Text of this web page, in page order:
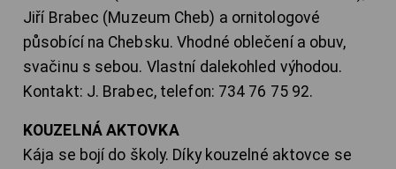
Jiří Brabec (Muzeum Cheb) a ornitologové
působící na Chebsku. Vhodné oblečení a obuv,
svačinu s sebou. Vlastní dalekohled výhodou.
Kontakt: J. Brabec, telefon: 734 76 75 92.
KOUZELNÁ AKTOVKA
Kája se bojí do školy. Díky kouzelné aktovce se